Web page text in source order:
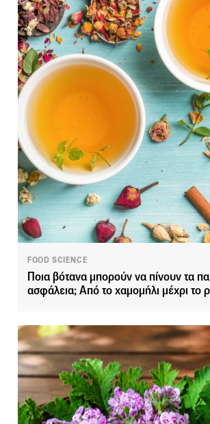
FOOD SCIENCE
Ποια βότανα μπορούν να πίνουν τα
ασφάλεια; Από το χαμομήλι μέχρι το